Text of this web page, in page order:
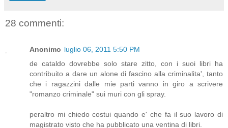
28 commenti:
Anonimo luglio 06, 2011 5:50 PM
de cataldo dovrebbe solo stare zitto, con i suoi libri ha
contribuito a dare un alone di fascino alla criminalita', tanto
che i ragazzini dalle mie parti vanno in giro a scrivere
"romanzo criminale" sui muri con gli spray.
peraltro mi chiedo costui quando e' che fa il suo lavoro di
magistrato visto che ha pubblicato una ventina di libri.